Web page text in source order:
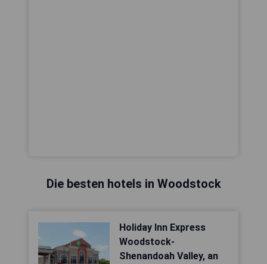
Die besten hotels in Woodstock
Holiday Inn Express
Woodstock-
Shenandoah Valley, an